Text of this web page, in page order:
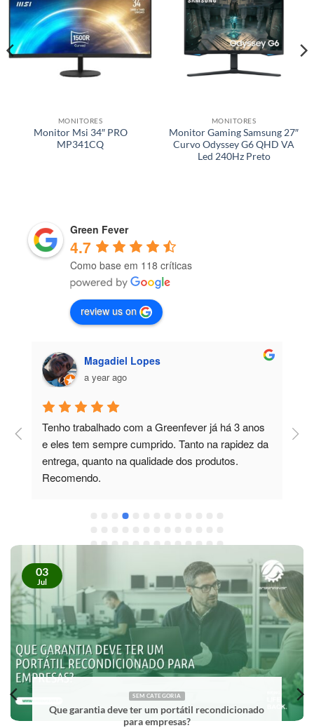
MONITORES
Monitor Msi 34″ PRO
MP341CQ
MONITORES
Monitor Gaming Samsung 27″
Curvo Odyssey G6 QHD VA
Led 240Hz Preto
Green Fever
4.7
Como base em 118 críticas
review us on
Magadiel Lopes
a year ago
Tenho trabalhado com a Greenfever já há 3 anos
e eles tem sempre cumprido. Tanto na rapidez da
entrega, quanto na qualidade dos produtos.
Recomendo.
SEM CATEGORIA
Que garantia deve ter um portátil recondicionado
para empresas?
03
Jul